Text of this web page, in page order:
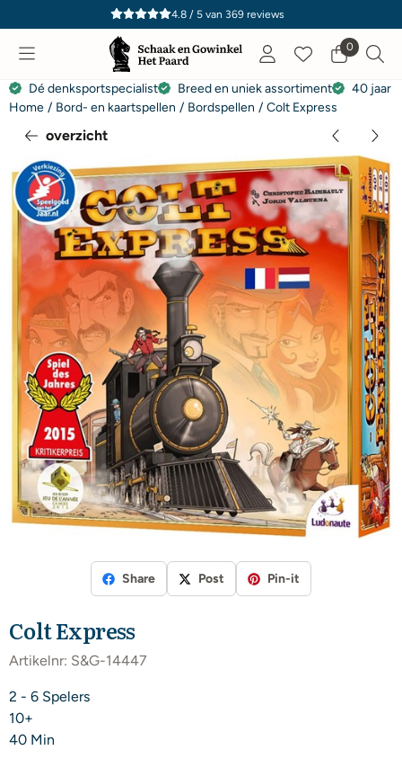
Cookievoorkeuren zijn momenteel gesloten.
4.8 / 5van 369reviews
0
Dé denksportspecialist Breed en uniek assortiment
40 jaar
Home / Bord- en kaartspellen / Bordspellen / Colt Express
overzicht
Share Post Pin-it
Colt Express
Artikelnr: S&G-14447
2 - 6 Spelers
10+
​40 Min